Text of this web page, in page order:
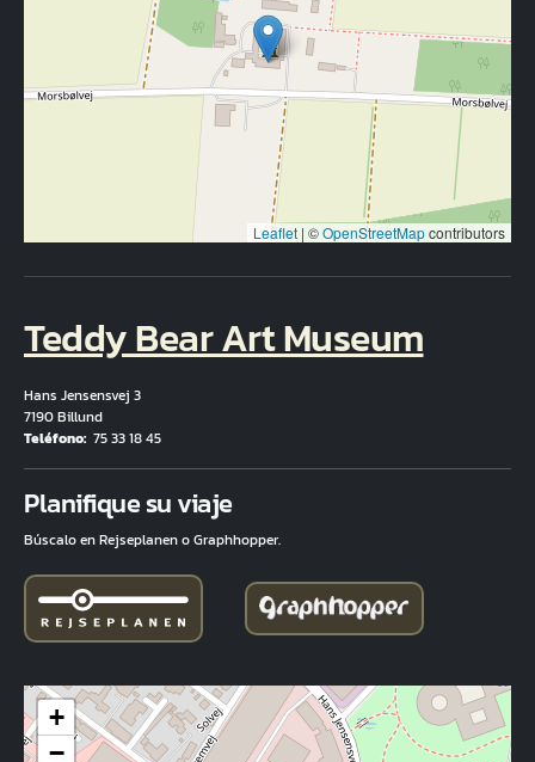
Leaflet | ©OpenStreetMapcontributors
Teddy Bear Art Museum
Hans Jensensvej 3
7190 Billund
Teléfono 75 33 18 45
Planifique su viaje
Búscalo en Rejseplanen o Graphhopper.
+
−